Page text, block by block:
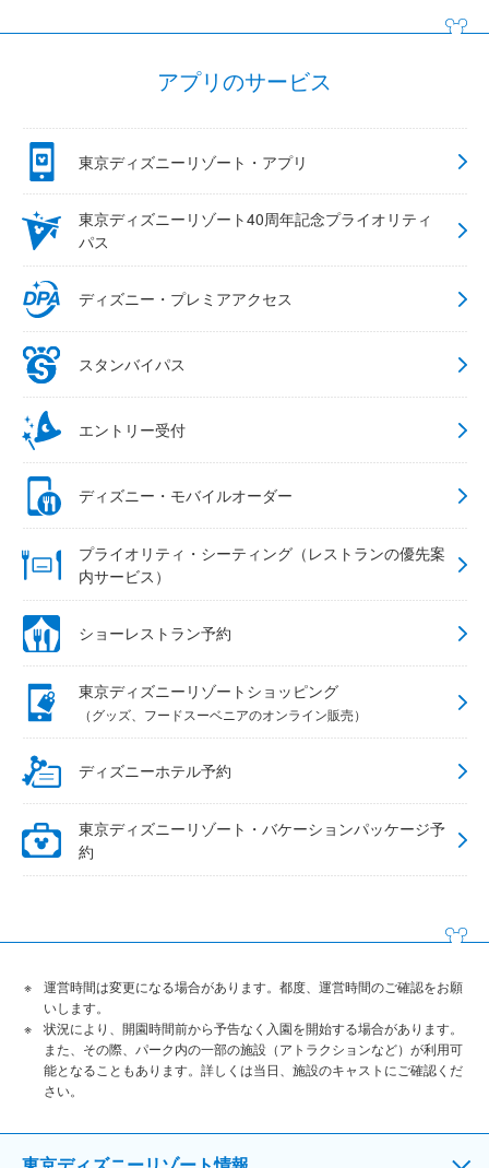
アプリのサービス
東京ディズニーリゾート・アプリ
東京ディズニーリゾート40周年記念プライオリティ
パス
ディズニー・プレミアアクセス
スタンバイパス
エントリー受付
ディズニー・モバイルオーダー
プライオリティ・シーティング（レストランの優先案
内サービス）
ショーレストラン予約
東京ディズニーリゾートショッピング
（グッズ、フードスーベニアのオンライン販売）
ディズニーホテル予約
東京ディズニーリゾート・バケーションパッケージ予
約
運営時間は変更になる場合があります。都度、運営時間のご確認をお願
いします。
状況により、開園時間前から予告なく入園を開始する場合があります。
また、その際、パーク内の一部の施設（アトラクションなど）が利用可
能となることもあります。詳しくは当日、施設のキャストにご確認くだ
さい。